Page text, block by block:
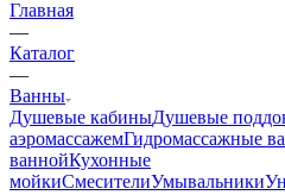
Главная
—
Каталог
—
Ванны
Душевые кабиныДушевые
аэромассажемГидромассажные
ваннойКухонные
мойкиСмесителиУмывальники